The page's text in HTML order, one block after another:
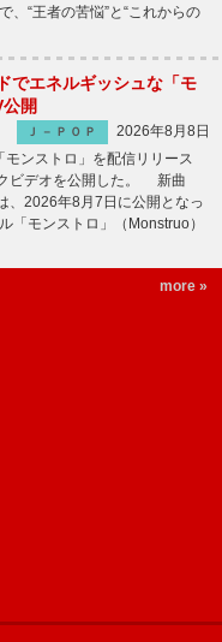
、“王者の苦悩”と“これからの
でエネルギッシュな「モ
開
Ｊ－ＰＯＰ
2026年8月8日
ンストロ」を配信リリース
ビデオを公開した。 新曲
、2026年8月7日に公開となっ
「モンストロ」（Monstruo）
more »